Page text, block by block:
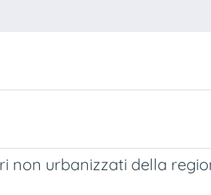
non urbanizzati della